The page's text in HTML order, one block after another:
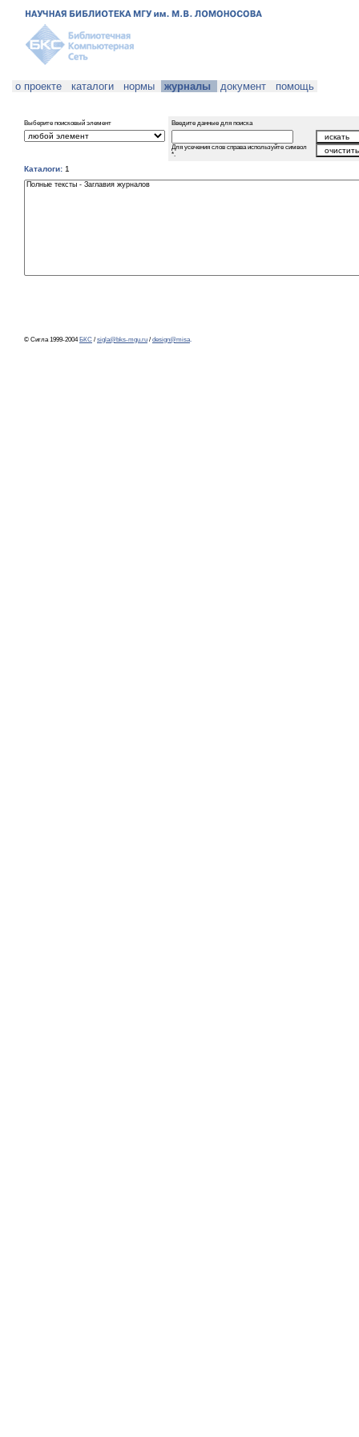
о проекте каталоги нормы журналы документ помощь
Выберите поисковый элемент Введите данные для поиска
Для усечения слов справа используйте символ
*.
Каталоги: 1
© Сигла 1999-2004 БКС / sigla@bks-mgu.ru / design@misa.